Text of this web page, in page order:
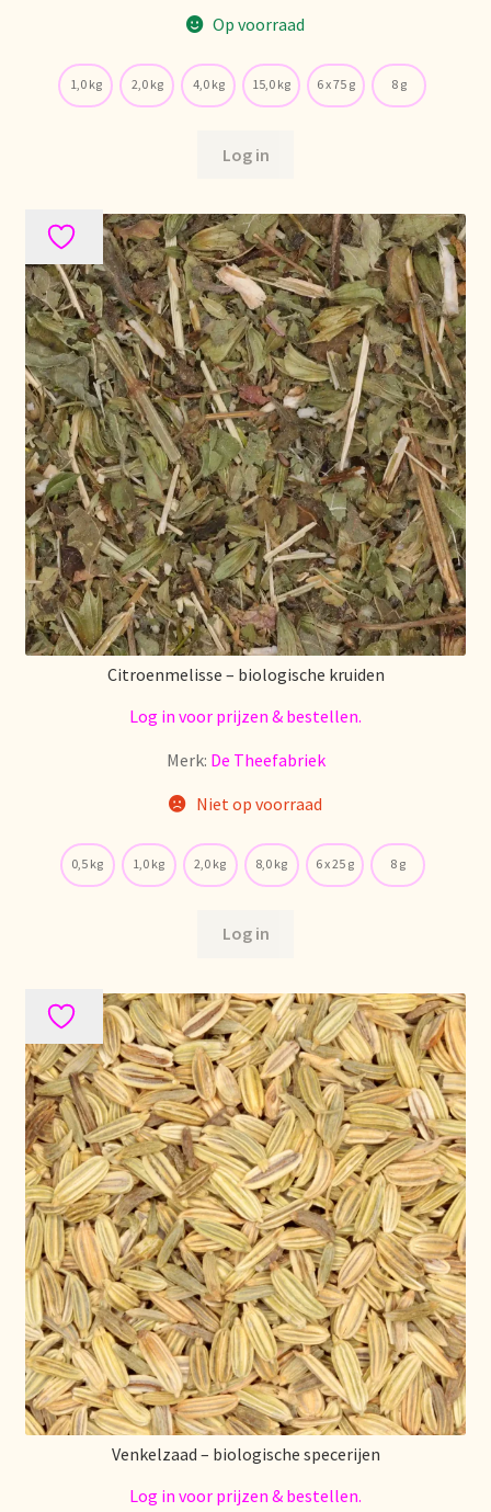
We zijn verhuisd!
Welcome to our Tea Wholesale business!
Willkommen in unserem Teegroßhandel!
Winkelwagen
Op voorraad
1,0 kg 2,0 kg 4,0 kg 15,0 kg 6 x 75 g 8 g
Log in
Citroenmelisse – biologische kruiden
Log in voor prijzen & bestellen.
Merk: De Theefabriek
Niet op voorraad
0,5 kg 1,0 kg 2,0 kg 8,0 kg 6 x 25 g 8 g
Log in
Venkelzaad – biologische specerijen
Log in voor prijzen & bestellen.